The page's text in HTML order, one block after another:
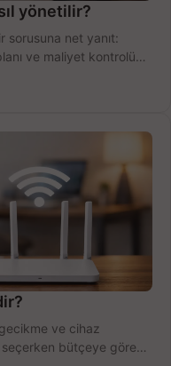
yönetilir?
sorusuna net yanıt:
ve maliyet kontrolü
ve cihaz
bütçeye göre